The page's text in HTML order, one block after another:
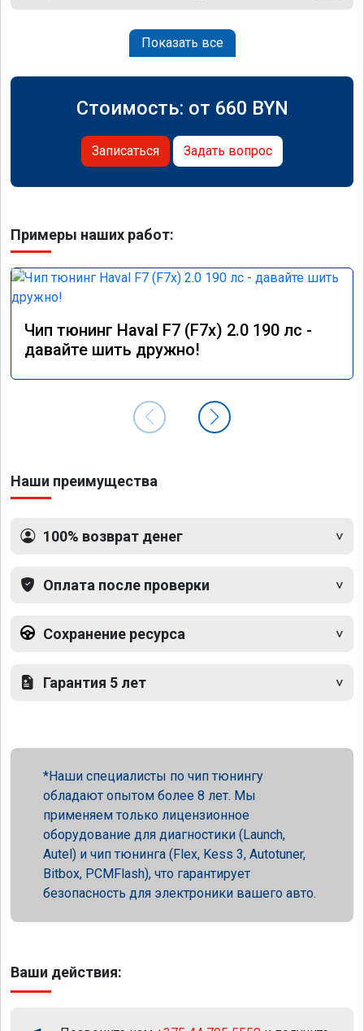
Показать все
Стоимость: от 660 BYN
Записаться Задать вопрос
Примеры наших работ:
Чип тюнинг Haval F7 (F7x) 2.0 190 лс -
давайте шить дружно!
Наши преимущества
100% возврат денег
Оплата после проверки
Сохранение ресурса
Гарантия 5 лет
Наши специалисты по чип тюнингу
обладают опытом более 8 лет. Мы
применяем только лицензионное
оборудование для диагностики (Launch,
Autel) и чип тюнинга (Flex, Kess 3, Autotuner,
Bitbox, PCMFlash), что гарантирует
безопасность для электроники вашего авто.
Ваши действия: